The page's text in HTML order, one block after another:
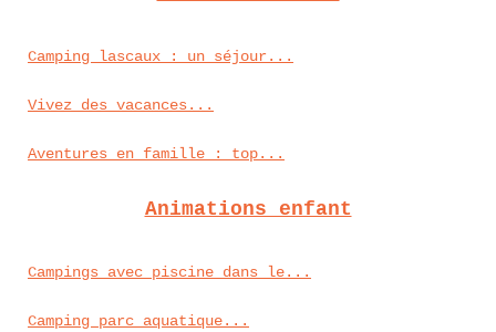
Camping lascaux : un séjour...
Vivez des vacances...
Aventures en famille : top...
Animations enfant
Campings avec piscine dans le...
Camping parc aquatique...